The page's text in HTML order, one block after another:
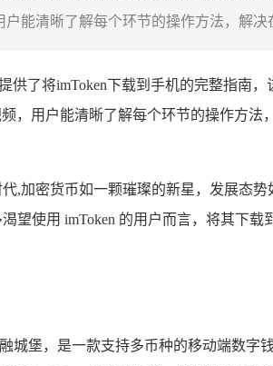
能清晰了解每个环节的操作方法，解
供了将imToken下载到手机的完整指南
，用户能清晰了解每个环节的操作方
,加密货币如一颗璀璨的新星，发展态势
望使用 imToken 的用户而言，将其下
城堡，是一款支持多币种的移动端数